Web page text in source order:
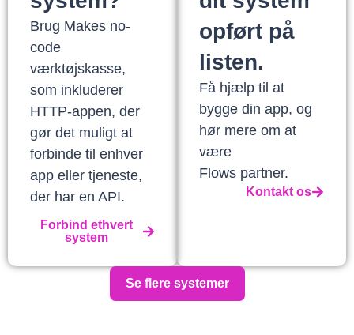
Brug Makes no-
code
værktøjskasse,
som inkluderer
HTTP-appen, der
gør det muligt at
forbinde til enhver
app eller tjeneste,
der har en API.
Forbind ethvert
system
opført på
listen.
Få hjælp til at
bygge din app, og
hør mere om at
være
Flows partner.
Kontakt os
Se flere systemer